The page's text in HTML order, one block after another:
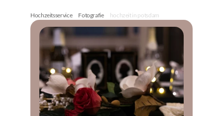
Hochzeitsservice Fotografie hochzeit in potsdam